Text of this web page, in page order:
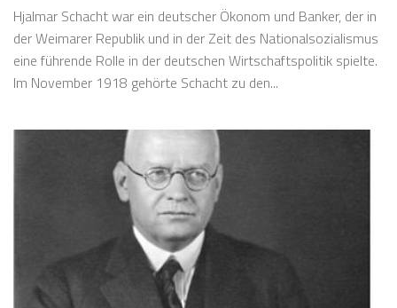
Hjalmar Schacht war ein deutscher Ökonom und Banker, der in
der Weimarer Republik und in der Zeit des Nationalsozialismus
eine führende Rolle in der deutschen Wirtschaftspolitik spielte.
Im November 1918 gehörte Schacht zu den...